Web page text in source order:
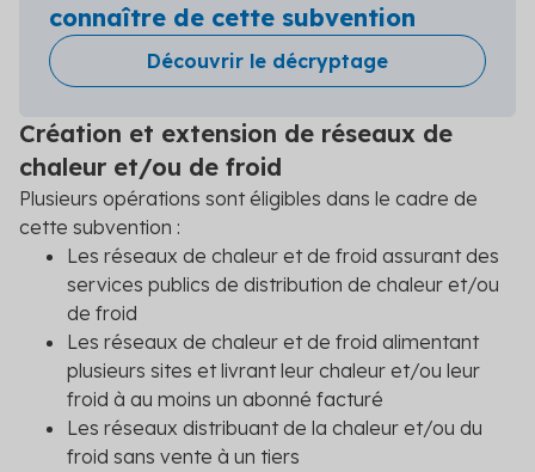
connaître de cette subvention
Découvrir le décryptage
Création et extension de réseaux de
chaleur et/ou de froid
Plusieurs opérations sont éligibles dans le cadre de
cette subvention :
Les réseaux de chaleur et de froid assurant des
services publics de distribution de chaleur et/ou
de froid
Les réseaux de chaleur et de froid alimentant
plusieurs sites et livrant leur chaleur et/ou leur
froid à au moins un abonné facturé
Les réseaux distribuant de la chaleur et/ou du
froid sans vente à un tiers